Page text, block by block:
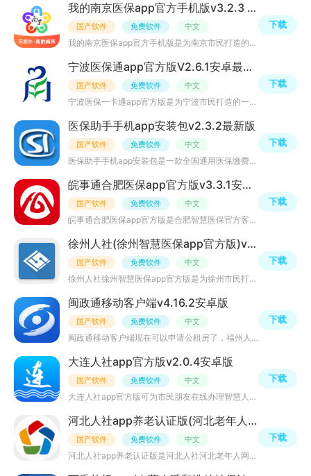
我的南京医保app官方手机版v3.2.3 安卓版
国产软件 免费软件 中文
我的南京医保app官方手机版是为南京市民打造的一款掌上医保客户端，提供南京医保一卡通、南京社保医保查询、
下载
宁波医保通app官方版V2.6.1安卓最新版
国产软件 免费软件 中文
宁波医保一卡通app官方版是为宁波市民打造的一款手机掌上医保通平台，整合宁波优质医保服务，提供社保医保一
下载
医保助手手机app安装包v2.3.2最新版
国产软件 免费软件 中文
医保助手手机app安装包是一款全国通用医保缴费助手应用，为用户提供掌上医保、医保信息查询、医保缴费、就医
下载
皖事通合肥医保app官方版v3.3.1安卓版
国产软件 免费软件 中文
皖事通合肥医保app官方版是合肥智慧医保官方客户端，提供合肥城乡居民医保缴费、合肥医保代缴查询、参保查询
下载
徐州人社(徐州智慧医保app官方版)v1.9.5安卓最新版
国产软件 免费软件 中文
徐州人社徐州智慧医保app官方版是为徐州市民打造的掌上智慧医保app应用，集徐州智慧人社、智慧医保、社保缴
下载
闽政通移动客户端v4.16.2安卓版
国产软件 免费软件 中文
闽政通移动客户端现在可以申请公租房了，福州人社局最近发布了福州公租房申请公告，需要申请公租房的市民可
下载
大连人社app官方版v2.0.4安卓版
国产软件 免费软件 中文
大连人社app官方版可为市民朋友在线办理智慧人社、医保认证、大连人社业务办理等功能，官方出品，在线缴费非
下载
河北人社app养老认证版(河北老年人网上认证app)v9.2.43官方安卓版
国产软件 免费软件 中文
河北人社app养老认证版是河北人社河北老年人网上认证app官方应用，作为老年人网上认证应用，可实现网上社保
下载